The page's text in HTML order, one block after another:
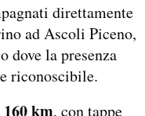
direttamente
ad Ascoli Piceno,
dove la presenza
riconoscibile.
km, con tappe